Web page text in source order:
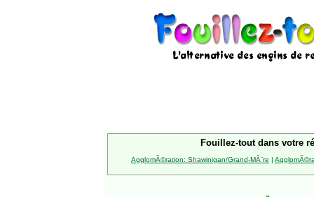
Fouillez-tout dans votre
AgglomÃ©ration: Shawinigan/Grand-MÃ¨re |